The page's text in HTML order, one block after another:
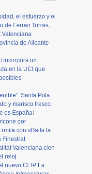
el esfuerzo y el
de Ferran Torres,
Valenciana
de Alicante
incorpora un
en la UCI que
Santa Pola
y marisco fresco
es España!
por
con «Baila la
Finestrat
Valenciana cien
reloj
nuevo CEIP La